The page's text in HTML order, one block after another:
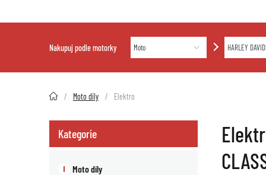
Nakupuj podle motorky
2HMOTO.cz Moto díly Elektro
Kategorie
Moto díly